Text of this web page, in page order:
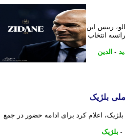
رییس این
انتخاب
- الدین
بلژیک
اعلام کرد برای ادامه حضور در جمع
- بلژیک